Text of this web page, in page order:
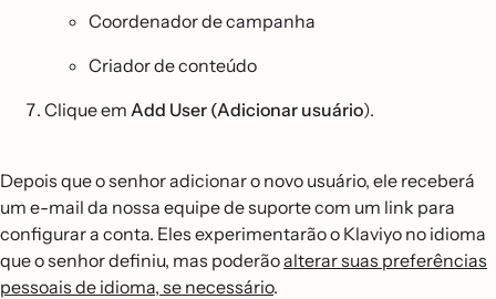
Coordenador de campanha
Criador de conteúdo
Clique em Add User (Adicionar usuário).
Depois que o senhor adicionar o novo usuário, ele receberá
um e-mail da nossa equipe de suporte com um link para
configurar a conta. Eles experimentarão o Klaviyo no idioma
que o senhor definiu, mas poderãoalterar suas preferências
pessoais de idioma, se necessário.